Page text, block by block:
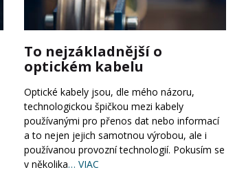
To nejzákladnější o
optickém kabelu
Optické kabely jsou, dle mého názoru,
technologickou špičkou mezi kabely
používanými pro přenos dat nebo informací
a to nejen jejich samotnou výrobou, ale i
používanou provozní technologií. Pokusím se
v několika… VIAC